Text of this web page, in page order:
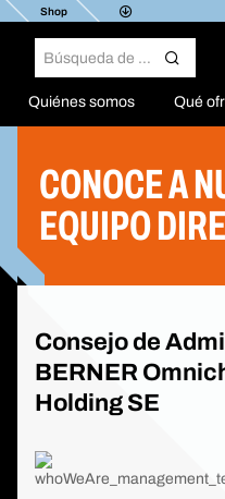
Shop
Quiénes somos Qué
CONOCE A
EQUIPO
Consejo de
BERNER
Holding SE